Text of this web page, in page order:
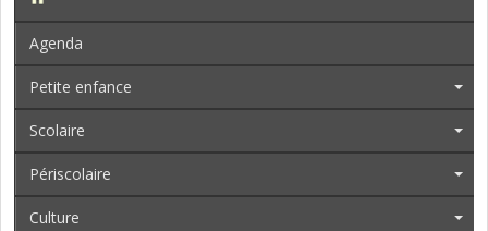
Agenda
Petite enfance
Scolaire
Périscolaire
Culture